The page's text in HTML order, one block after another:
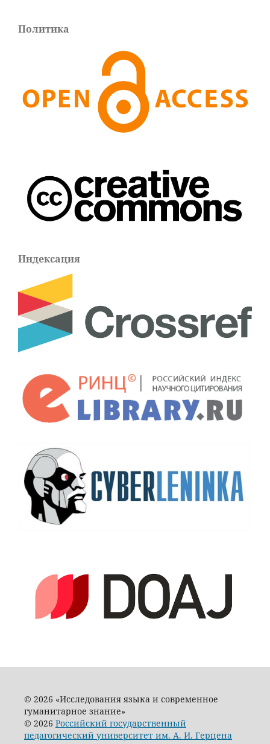
Политика
Индексация
© 2026 «Исследования языка и современное
гуманитарное знание»
© 2026 Российский государственный
педагогический университет им. А. И. Герцена